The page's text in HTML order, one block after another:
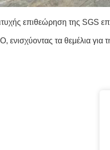
επιθεώρηση της SGS
ενισχύοντας τα θεμέλια για